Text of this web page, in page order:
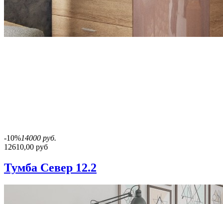
-10%14000 руб.
12610,00 руб
Тумба Север 12.2